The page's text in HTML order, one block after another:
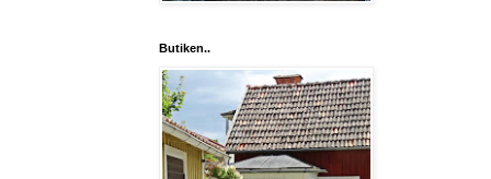
Butiken..